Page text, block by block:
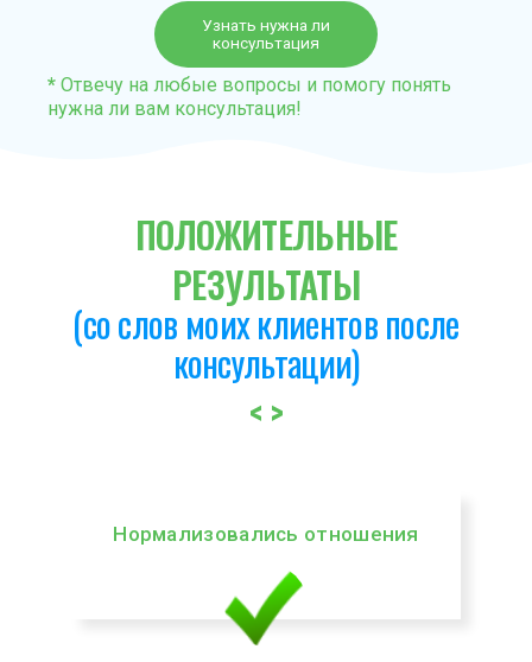
Узнать нужна ли
консультация
* Отвечу на любые вопросы и помогу понять
нужна ли вам консультация!
ПОЛОЖИТЕЛЬНЫЕ
РЕЗУЛЬТАТЫ
(со слов моих клиентов после
консультации)
< >
Нормализовались отношения